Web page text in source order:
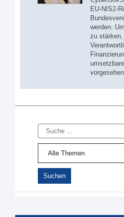
werden.
zu
vorgesehen.
Suche